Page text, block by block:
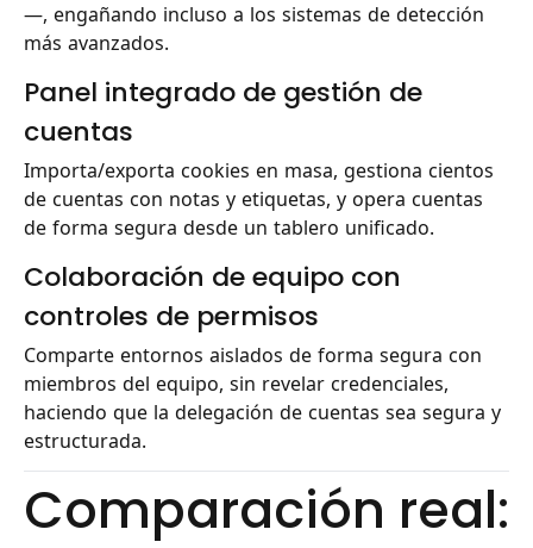
—, engañando incluso a los sistemas de detección
más avanzados.
Panel integrado de gestión de
cuentas
Importa/exporta cookies en masa, gestiona cientos
de cuentas con notas y etiquetas, y opera cuentas
de forma segura desde un tablero unificado.
Colaboración de equipo con
controles de permisos
Comparte entornos aislados de forma segura con
miembros del equipo, sin revelar credenciales,
haciendo que la delegación de cuentas sea segura y
estructurada.
Comparación real: